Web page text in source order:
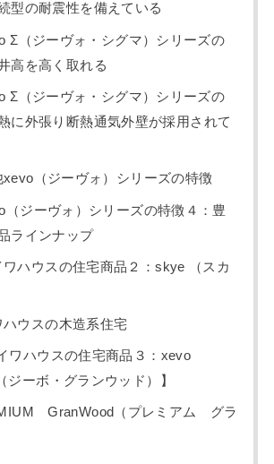
型の耐震性を備えている
Σ（ジーヴォ・シグマ）シリーズの
高を高く取れる
Σ（ジーヴォ・シグマ）シリーズの
に外張り断熱通気外壁が採用されて
xevo（ジーヴォ）シリーズの特徴
（ジーヴォ）シリーズの特徴４：豊
ラインナップ
ワハウスの住宅商品２：skye （スカ
ハウスの木造系住宅
ワハウスの住宅商品３：xevo
ジーボ・グランウッド）】
GranWood（プレミアム グラ